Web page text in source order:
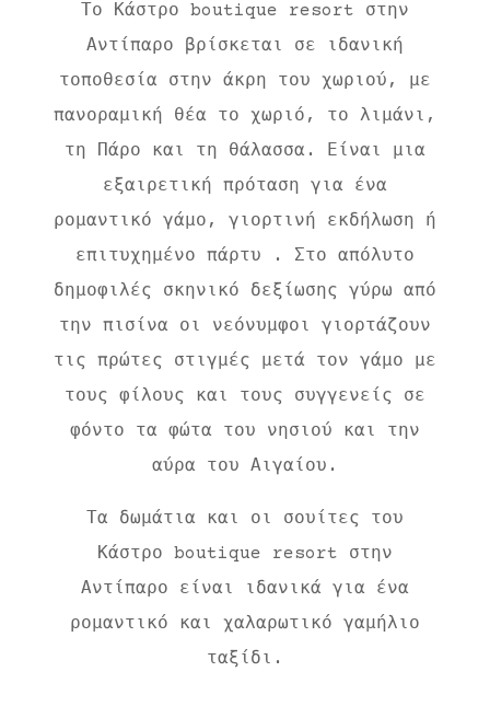
Το Κάστρο boutique resort στην
Αντίπαρο βρίσκεται σε ιδανική
τοποθεσία στην άκρη του χωριού, με
πανοραμική θέα το χωριό, το λιμάνι,
τη Πάρο και τη θάλασσα. Είναι μια
εξαιρετική πρόταση για ένα
ρομαντικό γάμο, γιορτινή εκδήλωση ή
επιτυχημένο πάρτυ . Στο απόλυτο
δημοφιλές σκηνικό δεξίωσης γύρω από
την πισίνα οι νεόνυμφοι γιορτάζουν
τις πρώτες στιγμές μετά τον γάμο με
τους φίλους και τους συγγενείς σε
φόντο τα φώτα του νησιού και την
αύρα του Αιγαίου.
Τα δωμάτια και οι σουίτες του
Κάστρο boutique resort στην
Αντίπαρο είναι ιδανικά για ένα
ρομαντικό και χαλαρωτικό γαμήλιο
ταξίδι.